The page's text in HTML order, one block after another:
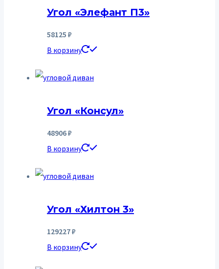
Угол «Элефант П3»
58125 ₽
В корзину
Угол «Консул»
48906₽
В корзину
Угол «Хилтон 3»
129227₽
В корзину